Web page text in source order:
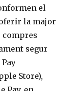
el
la major
compres
segur
Store),